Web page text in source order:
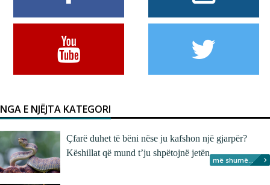
NGA E NJËJTA KATEGORI
Çfarë duhet të bëni nëse ju kafshon një gjarpër?
Këshillat që mund t’ju shpëtojnë jetën
më shumë...